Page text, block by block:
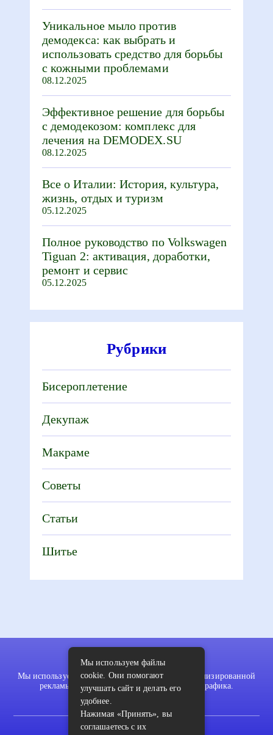
Уникальное мыло против
демодекса: как выбрать и
использовать средство для борьбы
с кожными проблемами
08.12.2025
Эффективное решение для борьбы
с демодекозом: комплекс для
лечения на DEMODEX.SU
08.12.2025
Все о Италии: История, культура,
жизнь, отдых и туризм
05.12.2025
Полное руководство по Volkswagen
Tiguan 2: активация, доработки,
ремонт и сервис
05.12.2025
Рубрики
Бисероплетение
Декупаж
Макраме
Советы
Статьи
Шитье
Мы используем файлы cookie для показа персонализированной
рекламы и/или контента и анализа нашего трафика.
Мы используем файлы
cookie. Они помогают
улучшать сайт и делать его
удобнее.
Нажимая «Принять», вы
соглашаетесь с их